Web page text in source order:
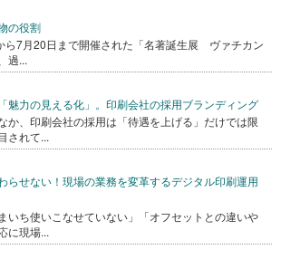
の役割
ら7月20日まで開催された「名著誕生展 ヴァチカン
過...
魅力の見える化」。印刷会社の採用ブランディング
か、印刷会社の採用は「待遇を上げる」だけでは限
されて...
らせない！現場の業務を変革するデジタル印刷運用
いち使いこなせていない」「オフセットとの違いや
に現場...